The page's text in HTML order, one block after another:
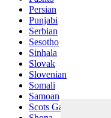
Persian
Punjabi
Serbian
Sesotho
Sinhala
Slovak
Slovenian
Somali
Samoan
Scots Gaelic